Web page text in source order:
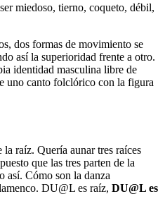
miedoso, tierno, coqueto, débil,
dos formas de movimiento se
así la superioridad frente a otro.
identidad masculina libre de
uno canto folclórico con la figura
raíz. Quería aunar tres raíces
que las tres parten de la
así. Cómo son la danza
DU@L es raíz, DU@L es